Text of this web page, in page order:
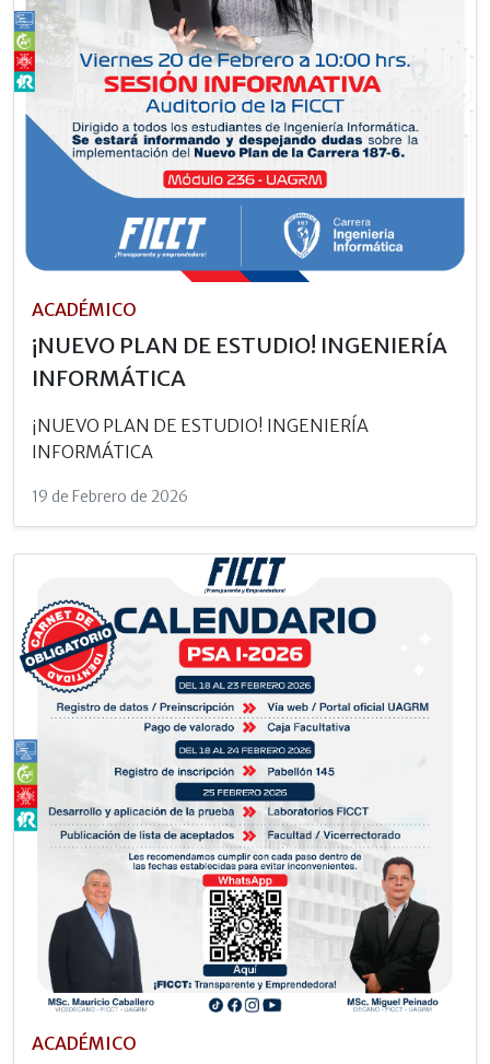
ACADÉMICO
¡NUEVO PLAN DE ESTUDIO! INGENIERÍA
INFORMÁTICA
¡NUEVO PLAN DE ESTUDIO! INGENIERÍA
INFORMÁTICA
19 de Febrero de 2026
ACADÉMICO